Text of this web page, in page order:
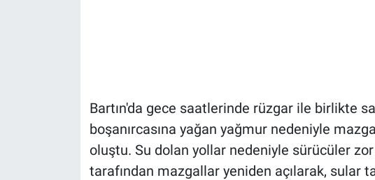
Bartın'da gece saatlerinde rüzgar ile birlikte
boşanırcasına yağan yağmur nedeniyle
oluştu. Su dolan yollar nedeniyle sürücüler
tarafından mazgallar yeniden açılarak, sular